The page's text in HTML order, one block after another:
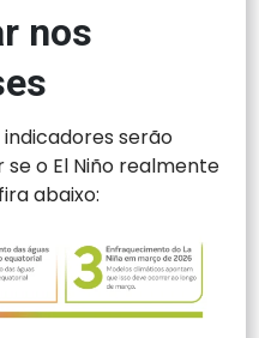
nos
serão
o El Niño realmente
abaixo: